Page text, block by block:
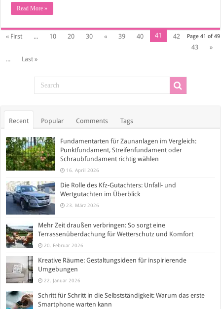
Read More »
Page 41 of 49
« First ... 10 20 30 « 39 40 41
42
43
»
...
Last »
Recent Popular Comments Tags
Fundamentarten für Zaunanlagen im Vergleich:
Punktfundament, Streifenfundament oder
Schraubfundament richtig wählen
16. April 2026
Die Rolle des Kfz-Gutachters: Unfall- und
Wertgutachten im Überblick
23. März 2026
Mehr Zeit draußen verbringen: So sorgt eine
Terrassenüberdachung für Wetterschutz und Komfort
20. Februar 2026
Kreative Räume: Gestaltungsideen für inspirierende
Umgebungen
22. Januar 2026
Schritt für Schritt in die Selbstständigkeit: Warum das erste
Smartphone warten kann